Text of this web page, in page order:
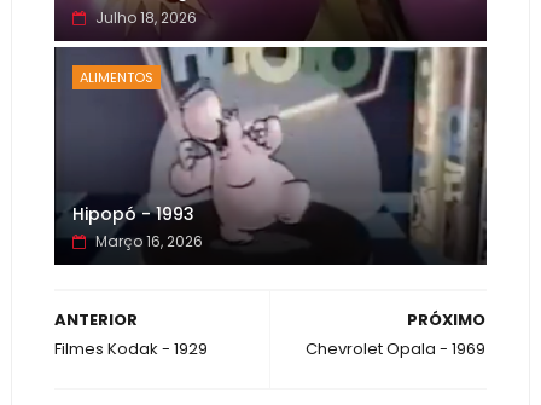
Julho 18, 2026
ALIMENTOS
Hipopó - 1993
Março 16, 2026
PRÓXIMO
Chevrolet Opala - 1969
ANTERIOR
Filmes Kodak - 1929